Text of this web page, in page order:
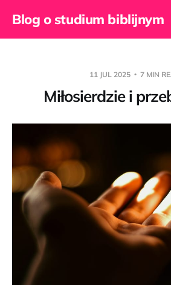
Blog o studium biblijnym
11 JUL 2025 7 MIN
Miłosierdzie i